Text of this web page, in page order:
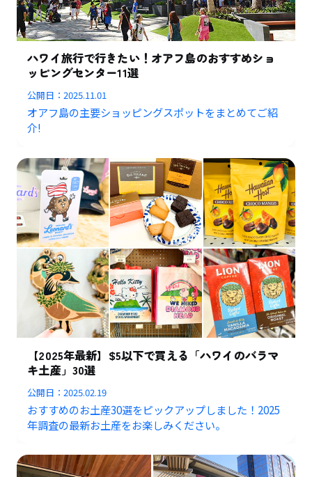
ハワイ旅行で行きたい！オアフ島のおすすめショ
ッピングセンター11選
公開日：2025.11.01
オアフ島の主要ショッピングスポットをまとめてご紹
介!
【2025年最新】$5以下で買える「ハワイのバラマ
キ土産」30選
公開日：2025.02.19
おすすめのお土産30選をピックアップしました！2025
年調査の最新お土産をお楽しみください。